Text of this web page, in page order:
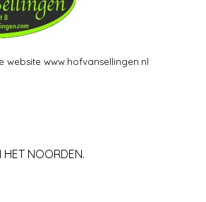
website www.hofvansellingen.nl
HET NOORDEN.